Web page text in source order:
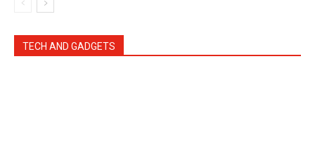
TECH AND GADGETS